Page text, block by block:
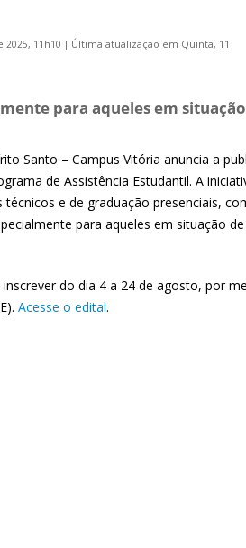
2025, 11h10 | Última atualização em Quinta, 11
para aqueles em
Santo – Campus Vitória anuncia a
de Assistência Estudantil. A
e de graduação presenciais,
para aqueles em situação
do dia 4 a 24 de agosto, por
Acesse o edital.